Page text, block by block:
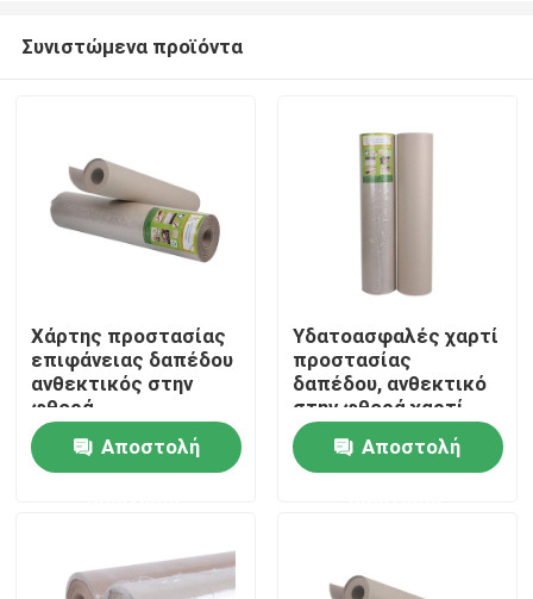
Σπίτι
Προϊόντα
Γύρος εργοστασίων
Συνιστώμενα προϊόντα
Χάρτης προστασίας
επιφάνειας δαπέδου
ανθεκτικός στην
φθορά,
ανακυκλωμένο
χαρτόνιΑποστολή
Υδατοασφαλές χαρτί
προστασίας
δαπέδου, ανθεκτικό
στην φθορά χαρτί
προστασίας
διακόσμησης
Αποστολή